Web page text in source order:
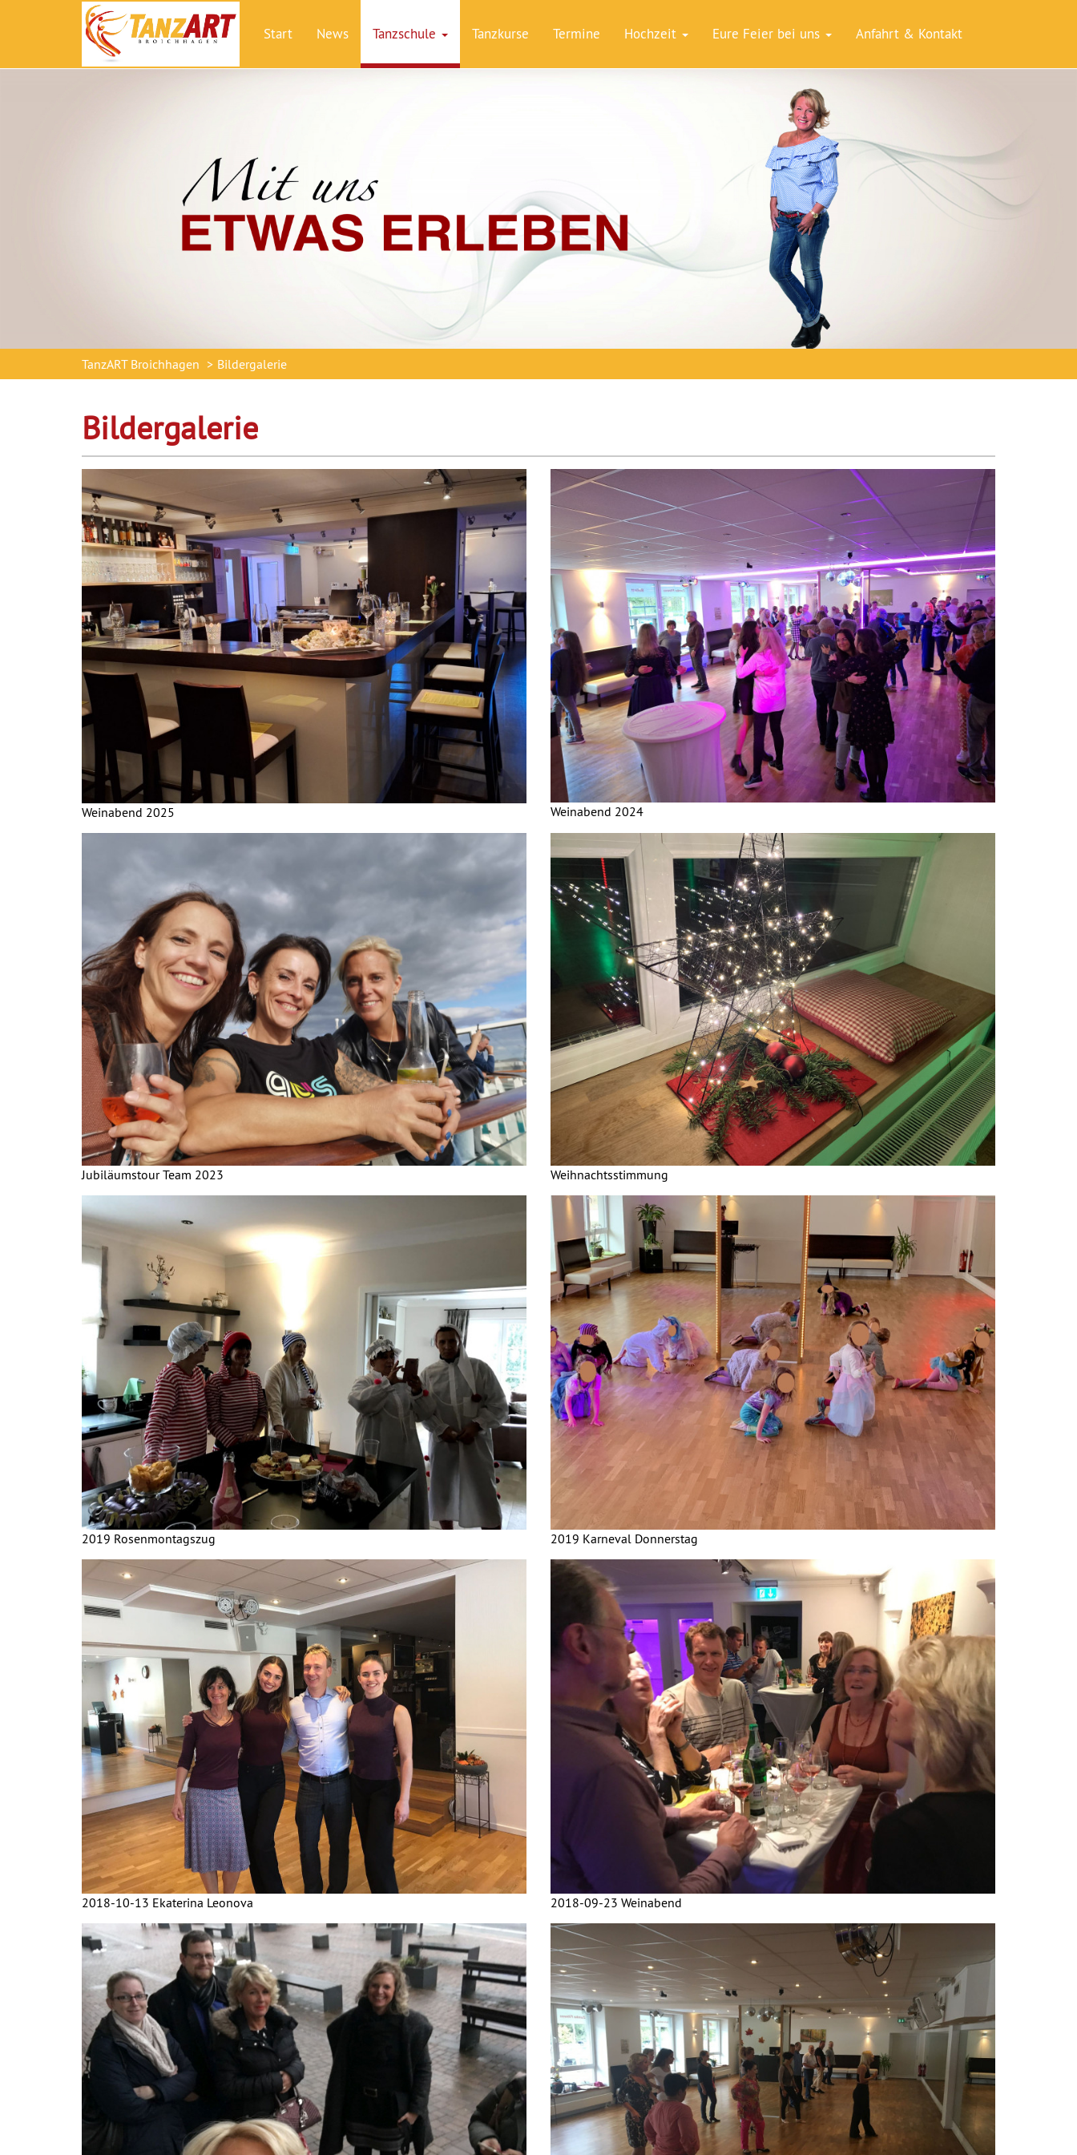
Start News Tanzschule Tanzkurse Termine Hochzeit Eure Feier bei uns Anfahrt & Kontakt
TanzART Broichhagen Bildergalerie
Bildergalerie
Weinabend 2025 Weinabend 2024
Jubiläumstour Team 2023 Weihnachtsstimmung
2019 Rosenmontagszug 2019 Karneval Donnerstag
2018-10-13 Ekaterina Leonova 2018-09-23 Weinabend